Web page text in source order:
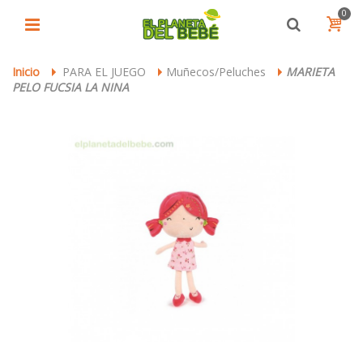
0
Inicio > PARA EL JUEGO > Muñecos/Peluches > MARIETA
PELO FUCSIA LA NINA